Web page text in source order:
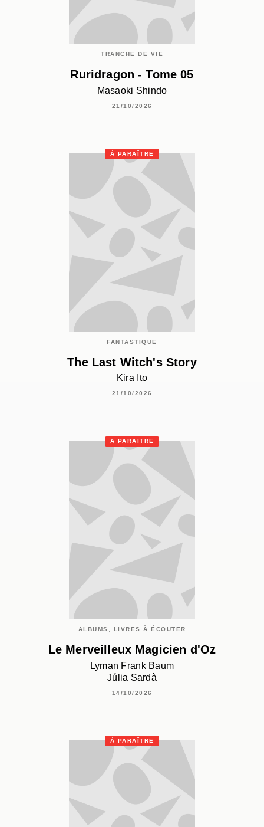
TRANCHE DE VIE
Ruridragon - Tome 05
Masaoki Shindo
21/10/2026
À PARAÎTRE
FANTASTIQUE
The Last Witch's Story
Kira Ito
21/10/2026
À PARAÎTRE
ALBUMS, LIVRES À ÉCOUTER
Le Merveilleux Magicien d'Oz
Lyman Frank Baum
Júlia Sardà
14/10/2026
À PARAÎTRE